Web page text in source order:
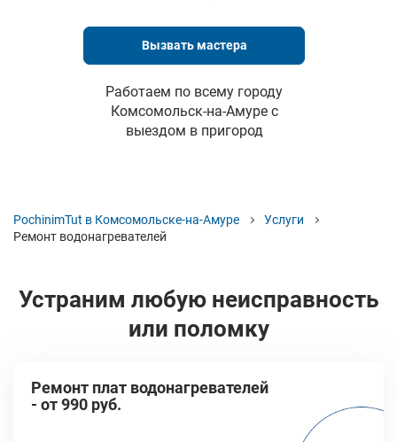
Вызвать мастера
Работаем по всему городу
Комсомольск-на-Амуре с
выездом в пригород
PochinimTut в Комсомольске-на-Амуре
Услуги
Ремонт водонагревателей
Устраним любую неисправность
или поломку
Ремонт плат водонагревателей
- от 990 руб.